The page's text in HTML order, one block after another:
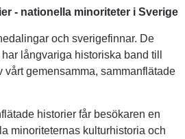
- nationella minoriteter i Sverige
och sverigefinnar. De
långvariga historiska band till
vårt gemensamma, sammanflätade
historier får besökaren en
minoriteternas kulturhistoria och